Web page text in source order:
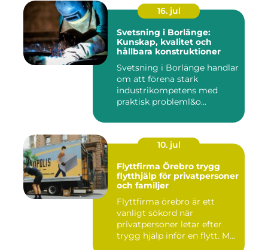
16. jul
Svetsning i Borlänge:
Kunskap, kvalitet och
hållbara konstruktioner
Svetsning i Borlänge handlar
om att förena stark
industrikompetens med
praktisk probleml&o...
10. jul
Flyttfirma Örebro trygg
flytthjälp för privatpersoner
och familjer
Flyttfirma örebro är ett
vanligt sökord när
privatpersoner letar efter
trygg hjälp inför en flytt. M...